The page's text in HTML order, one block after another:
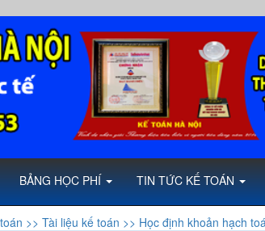
BẢNG HỌC PHÍ TIN TỨC KẾ TOÁN
>> Tài liệu kế toán >> Học định khoản hạch